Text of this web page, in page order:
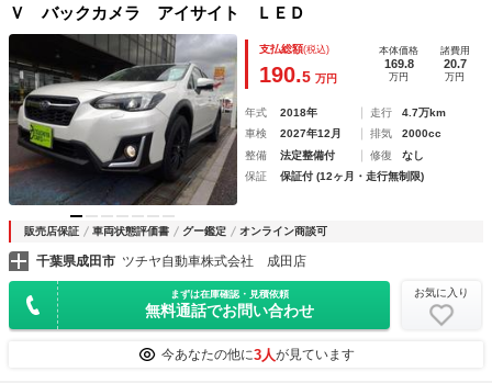
Ｖ バックカメラ アイサイト ＬＥＤ
支払総額(税込)
190.5 万円
本体価格
169.8
万円
諸費用
20.7
万円
年式 2018年 走行
4.7万km
車検
2027年12月 排気
2000cc
整備
法定整備付 修復
なし
保証
保証付 (12ヶ月・走行無制限)
販売店保証 車両状態評価書 グー鑑定 オンライン商談可
千葉県成田市 ツチヤ自動車株式会社 成田店
まずは在庫確認・見積依頼
無料通話でお問い合わせ
お気に入り
今あなたの他に3人が見ています